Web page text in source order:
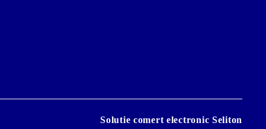
Solutie comert electronic Seliton